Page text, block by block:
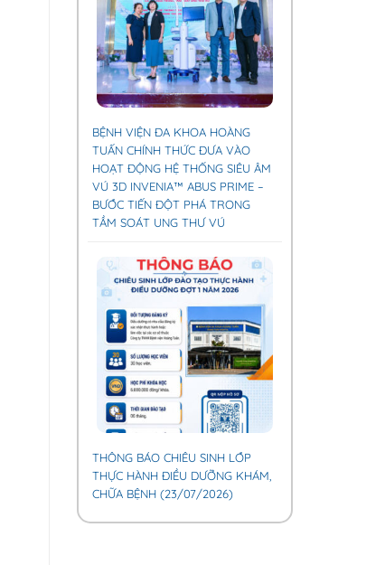
BỆNH VIỆN ĐA KHOA HOÀNG
TUẤN CHÍNH THỨC ĐƯA VÀO
HOẠT ĐỘNG HỆ THỐNG SIÊU ÂM
VÚ 3D INVENIA™ ABUS PRIME –
BƯỚC TIẾN ĐỘT PHÁ TRONG
TẦM SOÁT UNG THƯ VÚ
THÔNG BÁO CHIÊU SINH LỚP
THỰC HÀNH ĐIỀU DƯỠNG KHÁM,
CHỮA BỆNH (23/07/2026)